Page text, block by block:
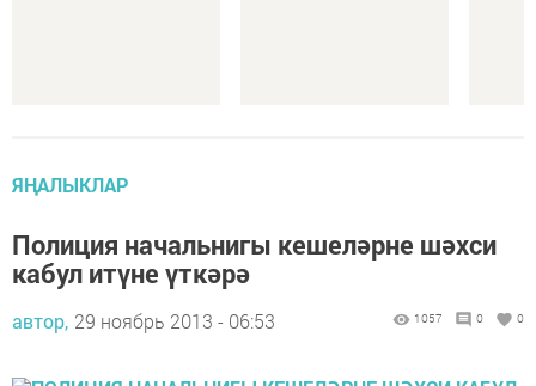
ЯҢАЛЫКЛАР
Полиция начальнигы кешеләрне шәхси
кабул итүне үткәрә
автор, 29 ноябрь 2013 - 06:53 1057 0 0